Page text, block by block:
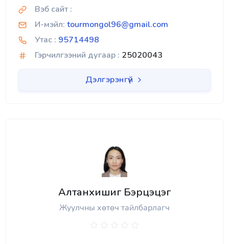
Вэб сайт :
И-мэйл: tourmongol96@gmail.com
Утас : 95714498
Гэрчилгээний дугаар : 25020043
Дэлгэрэнгүй
Алтанхишиг Бэрцэцэг
Жуулчны хөтөч тайлбарлагч